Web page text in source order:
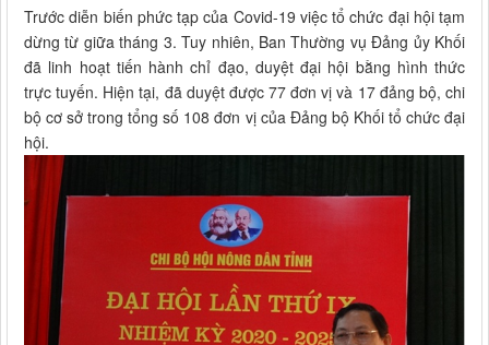
Trước diễn biến phức tạp của Covid-19 việc tổ chức đại hội tạm
dừng từ giữa tháng 3. Tuy nhiên, Ban Thường vụ Đảng ủy Khối
đã linh hoạt tiến hành chỉ đạo, duyệt đại hội bằng hình thức
trực tuyến. Hiện tại, đã duyệt được 77 đơn vị và 17 đảng bộ, chi
bộ cơ sở trong tổng số 108 đơn vị của Đảng bộ Khối tổ chức đại
hội.